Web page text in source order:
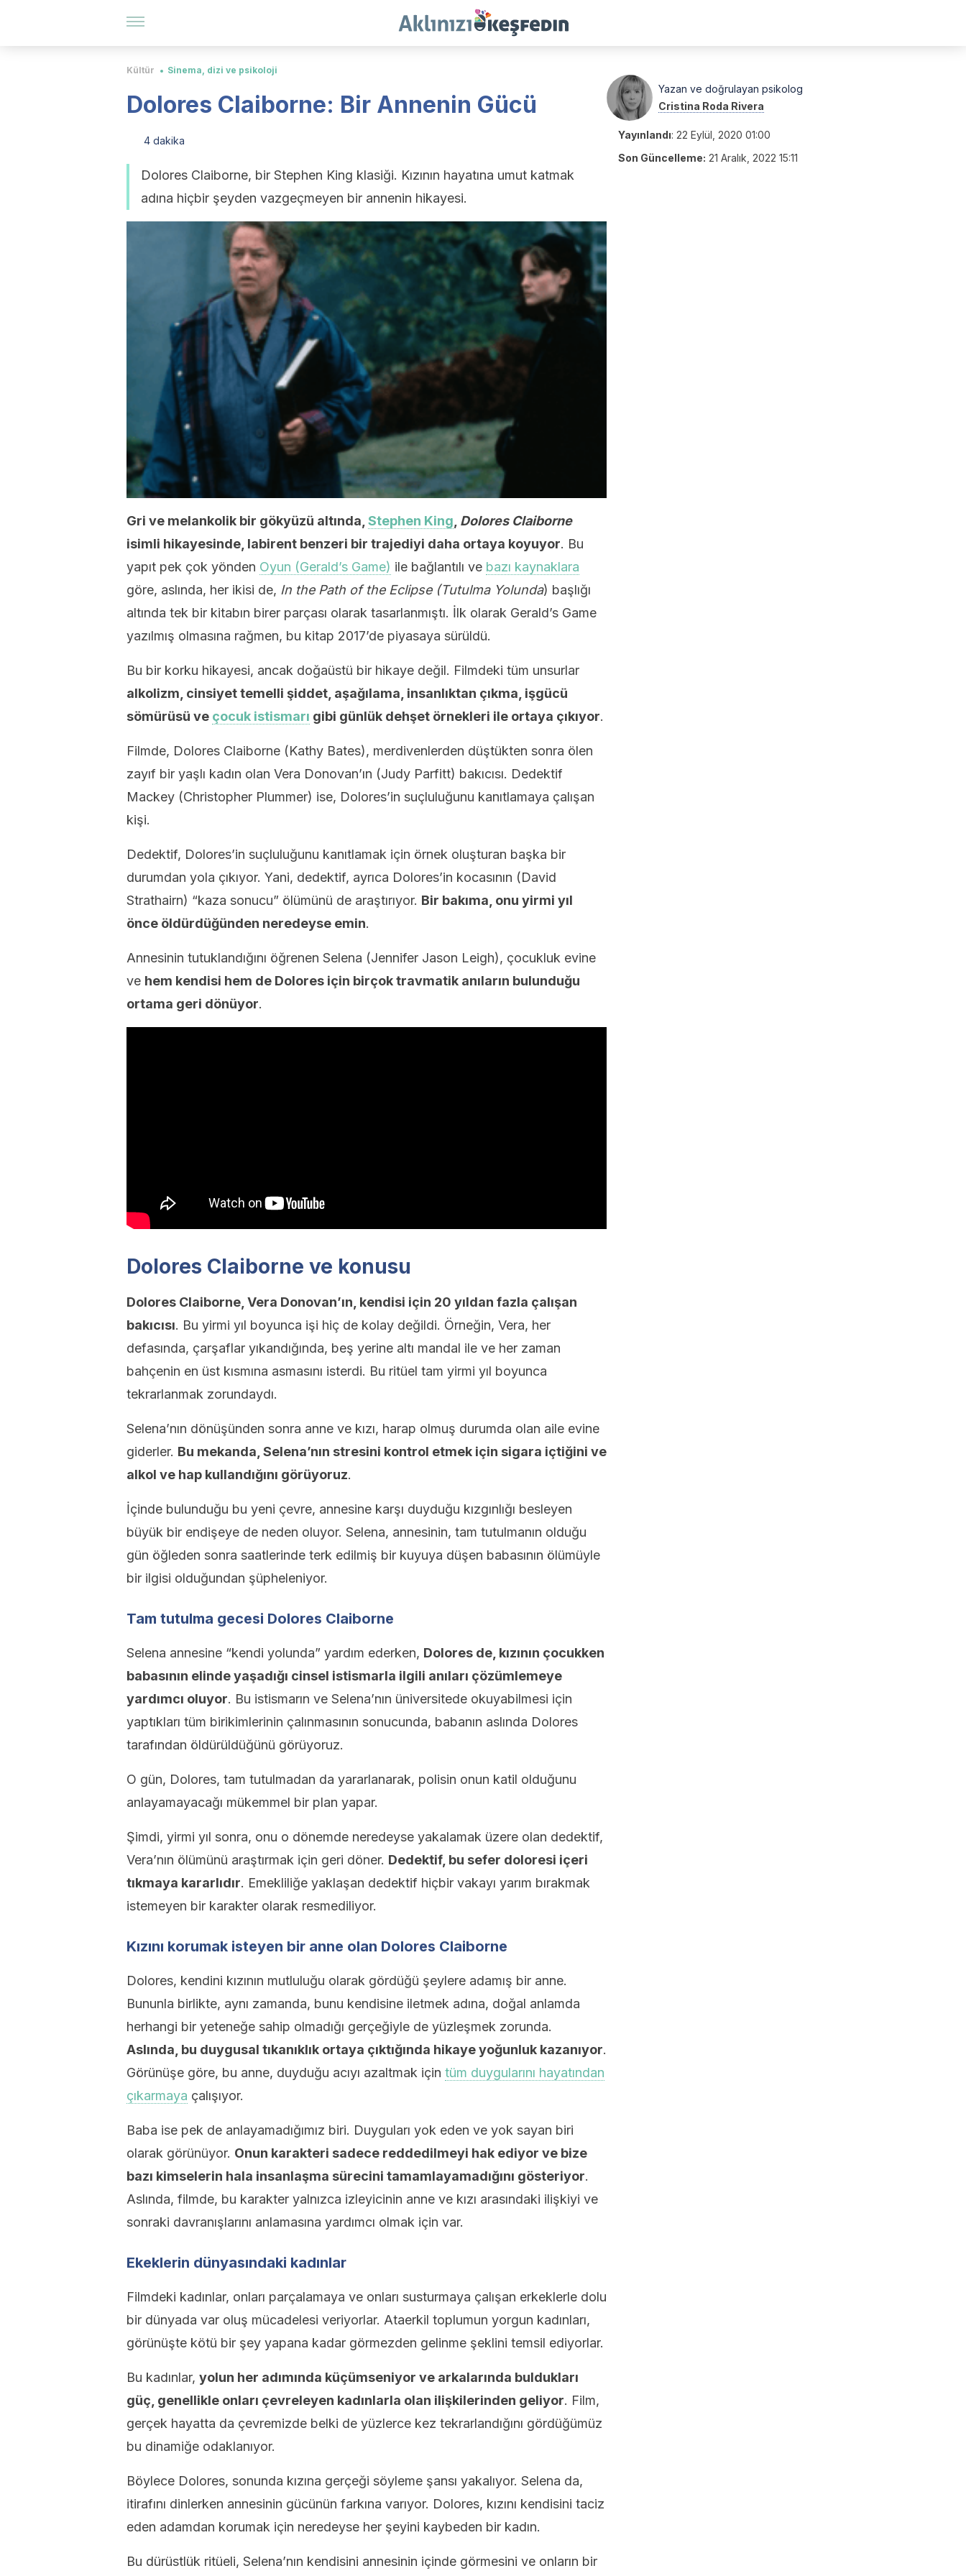
Kültür Sinema, dizi ve psikoloji
Dolores Claiborne: Bir Annenin Gücü
4 dakika
Dolores Claiborne, bir Stephen King klasiği. Kızının hayatına umut katmak
adına hiçbir şeyden vazgeçmeyen bir annenin hikayesi.
Gri ve melankolik bir gökyüzü altında, Stephen King Dolores Claiborne
isimli hikayesinde, labirent benzeri bir trajediyi daha ortaya koyuyor. Bu
yapıt pek çok yönden Oyun (Gerald’s Game) ile bağlantılı ve bazı kaynaklara
göre, aslında, her ikisi de, In the Path of the Eclipse (Tutulma Yolunda) başlığı
altında tek bir kitabın birer parçası olarak tasarlanmıştı. İlk olarak Gerald’s Game
yazılmış olmasına rağmen, bu kitap 2017’de piyasaya sürüldü.
Bu bir korku hikayesi, ancak doğaüstü bir hikaye değil. Filmdeki tüm unsurlar
alkolizm, cinsiyet temelli şiddet, aşağılama, insanlıktan çıkma, işgücü
sömürüsü ve çocuk istismarı gibi günlük dehşet örnekleri ile ortaya çıkıyor.
Filmde, Dolores Claiborne (Kathy Bates), merdivenlerden düştükten sonra ölen
zayıf bir yaşlı kadın olan Vera Donovan’ın (Judy Parfitt) bakıcısı. Dedektif
Mackey (Christopher Plummer) ise, Dolores’in suçluluğunu kanıtlamaya çalışan
kişi.
Dedektif, Dolores’in suçluluğunu kanıtlamak için örnek oluşturan başka bir
durumdan yola çıkıyor. Yani, dedektif, ayrıca Dolores’in kocasının (David
Strathairn) “kaza sonucu” ölümünü de araştırıyor. Bir bakıma, onu yirmi yıl
önce öldürdüğünden neredeyse emin.
Annesinin tutuklandığını öğrenen Selena (Jennifer Jason Leigh), çocukluk evine
ve hem kendisi hem de Dolores için birçok travmatik anıların bulunduğu
ortama geri dönüyor.
Dolores Claiborne ve konusu
Dolores Claiborne, Vera Donovan’ın, kendisi için 20 yıldan fazla çalışan
bakıcısı. Bu yirmi yıl boyunca işi hiç de kolay değildi. Örneğin, Vera, her
defasında, çarşaflar yıkandığında, beş yerine altı mandal ile ve her zaman
bahçenin en üst kısmına asmasını isterdi. Bu ritüel tam yirmi yıl boyunca
tekrarlanmak zorundaydı.
Selena’nın dönüşünden sonra anne ve kızı, harap olmuş durumda olan aile evine
giderler. Bu mekanda, Selena’nın stresini kontrol etmek için sigara içtiğini ve
alkol ve hap kullandığını görüyoruz.
İçinde bulunduğu bu yeni çevre, annesine karşı duyduğu kızgınlığı besleyen
büyük bir endişeye de neden oluyor. Selena, annesinin, tam tutulmanın olduğu
gün öğleden sonra saatlerinde terk edilmiş bir kuyuya düşen babasının ölümüyle
bir ilgisi olduğundan şüpheleniyor.
Tam tutulma gecesi Dolores Claiborne
Selena annesine “kendi yolunda” yardım ederken, Dolores de, kızının çocukken
babasının elinde yaşadığı cinsel istismarla ilgili anıları çözümlemeye
yardımcı oluyor. Bu istismarın ve Selena’nın üniversitede okuyabilmesi için
yaptıkları tüm birikimlerinin çalınmasının sonucunda, babanın aslında Dolores
tarafından öldürüldüğünü görüyoruz.
O gün, Dolores, tam tutulmadan da yararlanarak, polisin onun katil olduğunu
anlayamayacağı mükemmel bir plan yapar.
Şimdi, yirmi yıl sonra, onu o dönemde neredeyse yakalamak üzere olan dedektif,
Vera’nın ölümünü araştırmak için geri döner. Dedektif, bu sefer doloresi içeri
tıkmaya kararlıdır. Emekliliğe yaklaşan dedektif hiçbir vakayı yarım bırakmak
istemeyen bir karakter olarak resmediliyor.
Kızını korumak isteyen bir anne olan Dolores Claiborne
Dolores, kendini kızının mutluluğu olarak gördüğü şeylere adamış bir anne.
Bununla birlikte, aynı zamanda, bunu kendisine iletmek adına, doğal anlamda
herhangi bir yeteneğe sahip olmadığı gerçeğiyle de yüzleşmek zorunda.
Aslında, bu duygusal tıkanıklık ortaya çıktığında hikaye yoğunluk kazanıyor.
Görünüşe göre, bu anne, duyduğu acıyı azaltmak için tüm duygularını hayatından
çıkarmaya çalışıyor.
Baba ise pek de anlayamadığımız biri. Duyguları yok eden ve yok sayan biri
olarak görünüyor. Onun karakteri sadece reddedilmeyi hak ediyor ve bize
bazı kimselerin hala insanlaşma sürecini tamamlayamadığını gösteriyor.
Aslında, filmde, bu karakter yalnızca izleyicinin anne ve kızı arasındaki ilişkiyi ve
sonraki davranışlarını anlamasına yardımcı olmak için var.
Ekeklerin dünyasındaki kadınlar
Filmdeki kadınlar, onları parçalamaya ve onları susturmaya çalışan erkeklerle dolu
bir dünyada var oluş mücadelesi veriyorlar. Ataerkil toplumun yorgun kadınları,
görünüşte kötü bir şey yapana kadar görmezden gelinme şeklini temsil ediyorlar.
Bu kadınlar, yolun her adımında küçümseniyor ve arkalarında buldukları
güç, genellikle onları çevreleyen kadınlarla olan ilişkilerinden geliyor. Film,
gerçek hayatta da çevremizde belki de yüzlerce kez tekrarlandığını gördüğümüz
bu dinamiğe odaklanıyor.
Böylece Dolores, sonunda kızına gerçeği söyleme şansı yakalıyor. Selena da,
itirafını dinlerken annesinin gücünün farkına varıyor. Dolores, kızını kendisini taciz
eden adamdan korumak için neredeyse her şeyini kaybeden bir kadın.
Bu dürüstlük ritüeli, Selena’nın kendisini annesinin içinde görmesini ve onların bir
Yazan ve doğrulayan psikolog
Cristina Roda Rivera
Yayınlandı: 22 Eylül, 2020 01:00
Son Güncelleme: 21 Aralık, 2022 15:11